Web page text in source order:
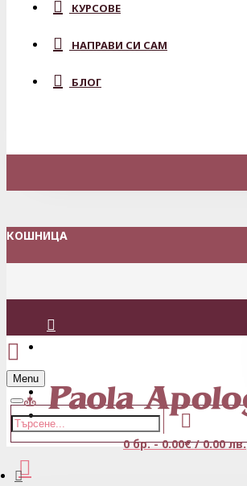
КУРСОВЕ
НАПРАВИ СИ САМ
БЛОГ
КОШНИЦА
Регистрация
Menu
0 бр. - 0.00€ / 0.00 лв.